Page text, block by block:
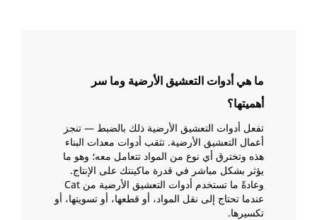
ما هي أدوات التعشيق الأرضية وما سر
أهميتها؟
تفعل أدوات التعشيق الأرضية ذلك بالضبط — تنجز
أعمال التعشيق الأرضية. تثقب أدوات معدات البناء
هذه وتخترق أي نوع من المواد تتعامل معه؛ وهو ما
يؤثر بشكل مباشر في قدرة ماكينتك على الإنتاج.
وعادةً ما تستخدم أدوات التعشيق الأرضية من Cat
عندما تحتاج إلى نقل المواد، أو قطعها، أو تسويتها، أو
تكسيرها.